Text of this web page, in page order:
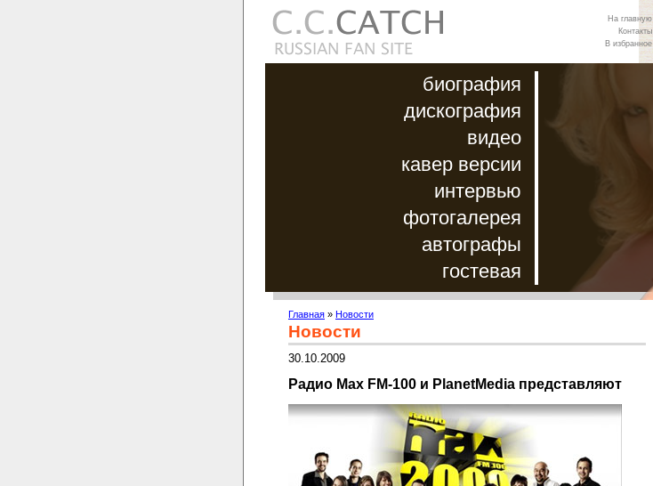
биография
дискография
видео
кавер версии
интервью
фотогалерея
автографы
гостевая
На главную
Контакты
В избранное
Главная » Новости
Новости
30.10.2009
Радио Max FM-100 и PlanetMedia представляют